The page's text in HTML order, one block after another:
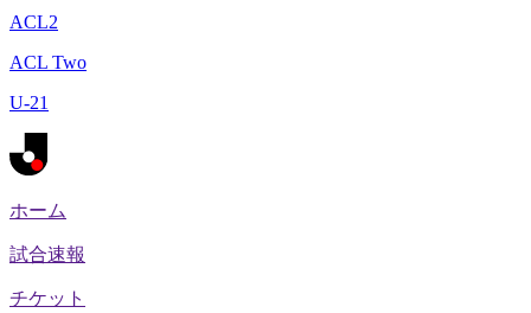
ACL2
ACL Two
U-21
ホーム
試合速報
チケット